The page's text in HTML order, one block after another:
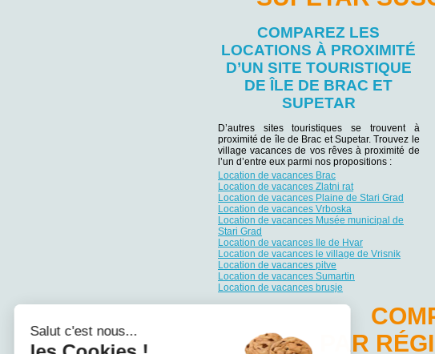
COMPAREZ LES
LOCATIONS À PROXIMITÉ
D’UN SITE TOURISTIQUE
DE ÎLE DE BRAC ET
SUPETAR
D’autres sites touristiques se trouvent à
proximité de île de Brac et Supetar. Trouvez le
village vacances de vos rêves à proximité de
l’un d’entre eux parmi nos propositions :
Location de vacances Brac
Location de vacances Zlatni rat
Location de vacances Plaine de Stari Grad
Location de vacances Vrboska
Location de vacances Musée municipal de
Stari Grad
Location de vacances Ile de Hvar
Location de vacances le village de Vrisnik
Location de vacances pitve
Location de vacances Sumartin
Location de vacances brusje
PAR
Salut c'est nous...